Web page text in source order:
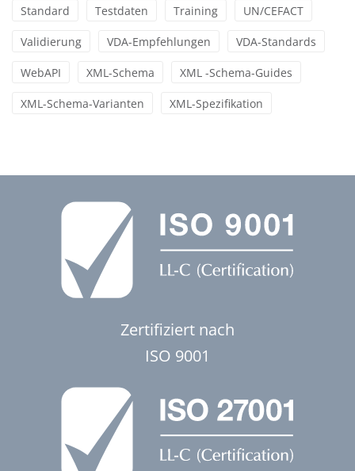
Standard Testdaten Training UN/CEFACT
Validierung VDA-Empfehlungen VDA-Standards
WebAPI XML-Schema XML -Schema-Guides
XML-Schema-Varianten XML-Spezifikation
Zertifiziert nach
ISO 9001